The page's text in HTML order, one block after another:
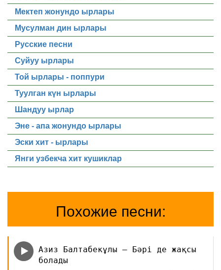
Мектеп жонундо ырлары
Мусулман дин ырлары
Русские песни
Суйуу ырлары
Той ырлары - поппури
Туулган күн ырлары
Шандуу ырлар
Эне - апа жонундо ырлары
Эски хит - ырлары
Янги узбекча хит кушиклар
Похожие песни:
Азиз Балтабекұлы — Бәрі де жақсы
болады